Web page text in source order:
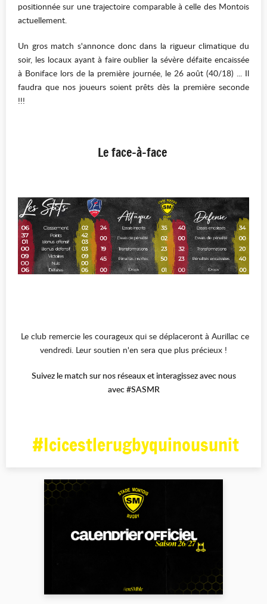
positionnée sur une trajectoire comparable à celle des Montois
actuellement.
Un gros match s'annonce donc dans la rigueur climatique du
soir, les locaux ayant à faire oublier la sévère défaite encaissée
à Boniface lors de la première journée, le 26 août (40/18) ... Il
faudra que nos joueurs soient prêts dès la première seconde
!!!
Le face-à-face
Le club remercie les courageux qui se déplaceront à Aurillac ce
vendredi. Leur soutien n'en sera que plus précieux !
Suivez le match sur nos réseaux et interagissez avec nous
avec #SASMR
#Icicestlerugbyquinousunit